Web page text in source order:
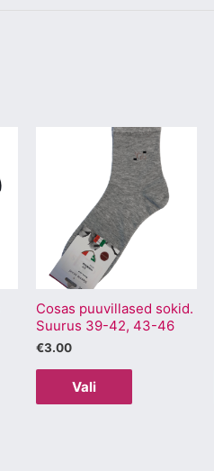
Cosas puuvillased sokid.
Suurus 39-42, 43-46
€3.00
Vali
Sellel
tootel
on
mitu
varianti.
teha
tootelehel.